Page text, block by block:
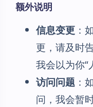
额外说明
信息变更 ：
更，请及时
我会以为你“
访问问题 ：
问，我会暂